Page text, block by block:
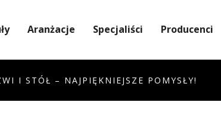
Aranżacje Specjaliści Producenci
I STÓŁ – NAJPIĘKNIEJSZE POMYSŁY!